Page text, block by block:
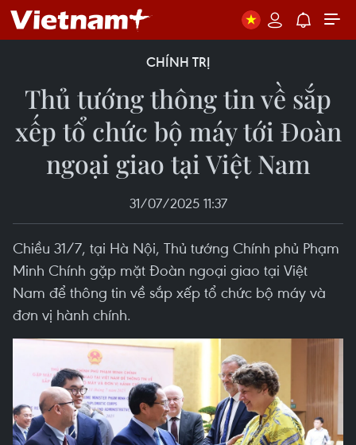
CHÍNH TRỊ
Thủ tướng thông tin về sắp
xếp tổ chức bộ máy tới Đoàn
ngoại giao tại Việt Nam
31/07/2025 11:37
Chiều 31/7, tại Hà Nội, Thủ tướng Chính phủ Phạm
Minh Chính gặp mặt Đoàn ngoại giao tại Việt
Nam để thông tin về sắp xếp tổ chức bộ máy và
đơn vị hành chính.